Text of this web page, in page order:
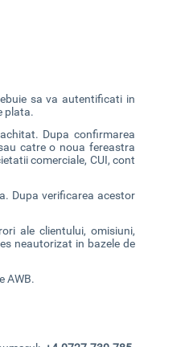
sa va autentificati in
plata.
Dupa confirmarea
catre o noua fereastra
comerciale, CUI, cont
Dupa verificarea acestor
ale clientului, omisiuni,
neautorizat in bazele de
AWB.